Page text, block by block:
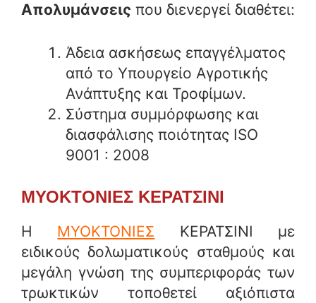
Απολυμάνσεις που διενεργεί διαθέτει:
Άδεια ασκήσεως επαγγέλματος
από το Υπουργείο Αγροτικής
Ανάπτυξης και Τροφίμων.
Σύστημα συμμόρφωσης και
διασφάλισης ποιότητας ISO
9001 : 2008
ΜΥΟΚΤΟΝΙΕΣ ΚΕΡΑΤΣΙΝΙ
Η ΜΥΟΚΤΟΝΙΕΣ ΚΕΡΑΤΣΙΝΙ με
ειδικούς δολωματικούς σταθμούς και
μεγάλη γνώση της συμπεριφοράς των
τρωκτικών τοποθετεί αξιόπιστα